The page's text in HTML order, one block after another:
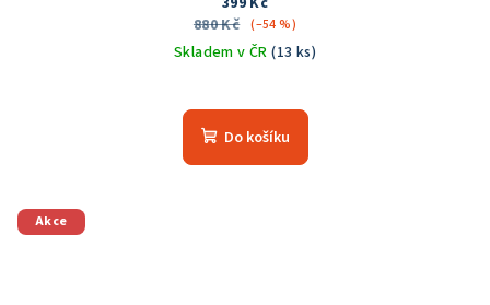
880 Kč (–54 %)
Skladem v ČR(13 ks)
Do košíku
Akce